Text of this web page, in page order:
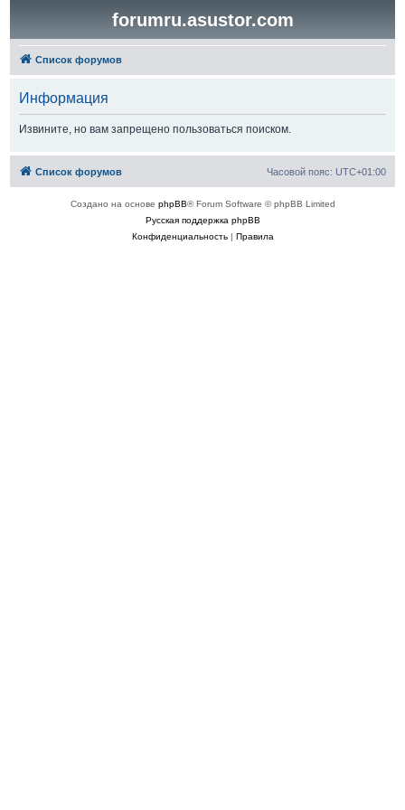
forumru.asustor.com
Список форумов
Информация
Извините, но вам запрещено пользоваться поиском.
Список форумов Часовой пояс: UTC+01:00
Создано на основе phpBB® Forum Software © phpBB Limited
Русская поддержка phpBB
Конфиденциальность| Правила